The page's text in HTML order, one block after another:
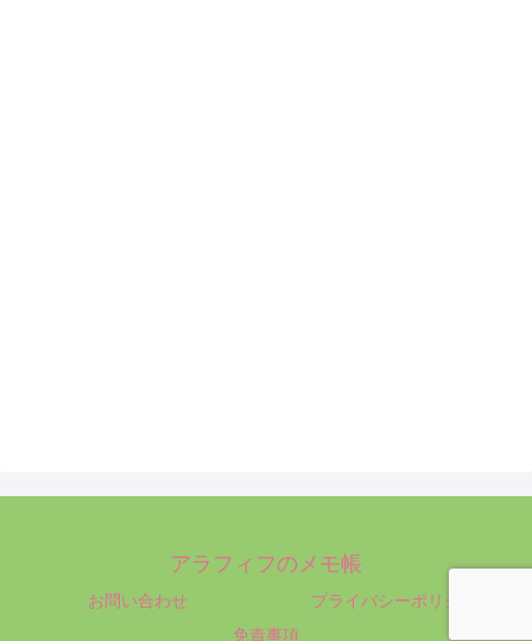
アラフィフのメモ帳
お問い合わせ
プライバシーポリシー
免責事項